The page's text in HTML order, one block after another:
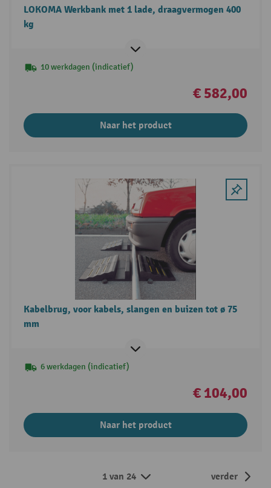
LOKOMA Werkbank met 1 lade, draagvermogen 400
kg
10 werkdagen (indicatief)
€ 582,00
Naar het product
Kabelbrug, voor kabels, slangen en buizen tot ø 75
mm
6 werkdagen (indicatief)
€ 104,00
Naar het product
1 van 24 verder